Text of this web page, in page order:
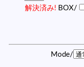
解決済み! BOX/
Mode/